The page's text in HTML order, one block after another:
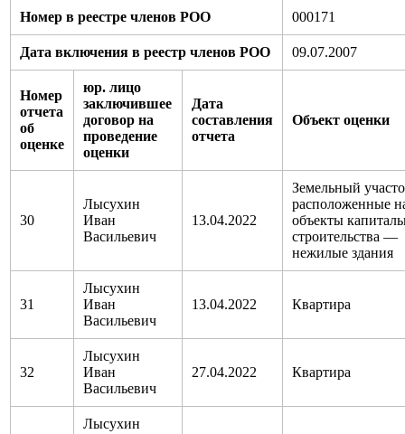
Номер в реестре членов РОО 000171
Дата включения в реестр членов РОО 09.07.2007
Номер
отчета
об
оценке
юр. лицо
заключившее
договор на
проведение
оценки
Дата
составления
отчета
Объект оценки
30
Лысухин
Иван
Васильевич
13.04.2022
Земельный
расположенные
объекты
строительства —
нежилые здания
31
Лысухин
Иван
Васильевич
13.04.2022 Квартира
32
Лысухин
Иван
Васильевич
27.04.2022 Квартира
Лысухин